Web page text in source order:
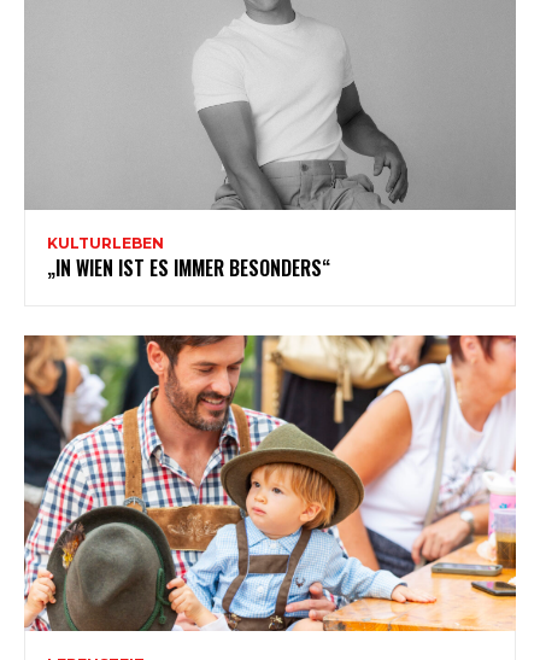
KULTURLEBEN
„IN WIEN IST ES IMMER BESONDERS“